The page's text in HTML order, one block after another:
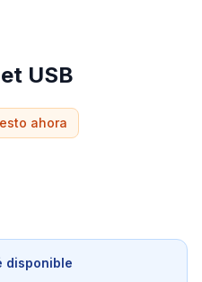
USB
ahora
disponible